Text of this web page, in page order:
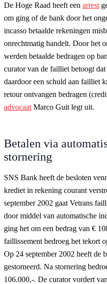
De Hoge Raad heeft een arrest
om ging of de bank door het
incasso betaalde rekeningen
onrechtmatig handelt. Door het
werden betaalde bedragen op
curator van de failliet betoogt
daardoor een schuld aan failliet
retour ontvangen bedragen
advocaat Marco Guit legt uit.
Betalen via
stornering
SNS Bank heeft de besloten
krediet in rekening courant
september 2002 gaat Vetrans
door middel van automatische
ging het om een bedrag van €
faillissement bedroeg het tekort
Op 24 september 2002 heeft de
gestorneerd. Na stornering
106.000,-. De curator vordert